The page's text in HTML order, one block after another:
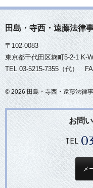
田島・寺西・遠藤法律
〒102-0083
東京都千代田区麹町5-2-1 K-
TEL 03-5215-7355（代）
©2026 田島・寺西・遠藤法律
お問
TEL
メ